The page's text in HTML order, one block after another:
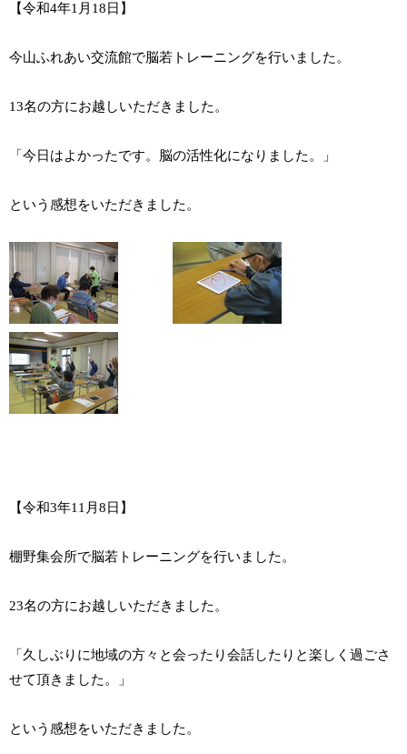
【令和4年1月18日】
今山ふれあい交流館で脳若トレーニングを行いました。
13名の方にお越しいただきました。
「今日はよかったです。脳の活性化になりました。」
という感想をいただきました。
【令和3年11月8日】
棚野集会所で脳若トレーニングを行いました。
23名の方にお越しいただきました。
「久しぶりに地域の方々と会ったり会話したりと楽しく過ごさ
せて頂きました。」
という感想をいただきました。